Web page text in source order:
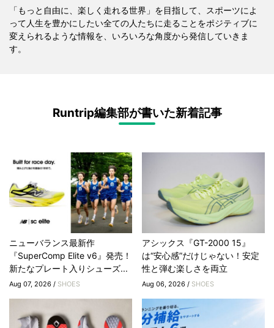
「もっと自由に、楽しく走れる世界」を目指して、スポーツによ
って人生を豊かにしたい全ての人たちに走ることをポジティブに
変えられるような情報を、いろいろな角度から発信していきま
す。
Runtrip編集部が書いた新着記事
ニューバランス最新作
『SuperComp Elite v6』発売！
新たなプレート入りシューズ...
Aug 07, 2026 / SHOES
アシックス『GT-2000 15』
は“安心感”だけじゃない！安定
性と弾む楽しさを両立
Aug 06, 2026 / SHOES